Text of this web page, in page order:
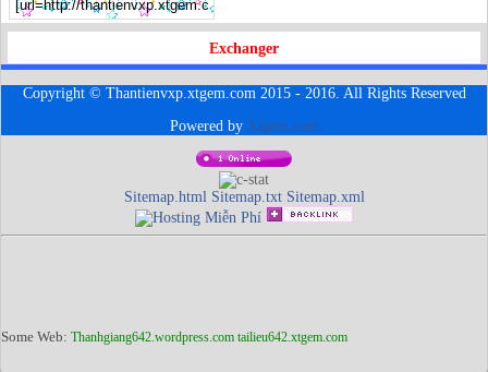
Exchanger
Copyright © Thantienvxp.xtgem.com 2015 - 2016. All Rights Reserved
Powered by Xtgem.com
Sitemap.html Sitemap.txt Sitemap.xml
Some Web: Thanhgiang642.wordpress.com tailieu642.xtgem.com